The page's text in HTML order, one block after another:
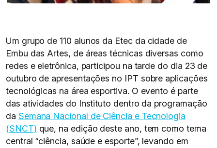
Um grupo de 110 alunos da Etec da cidade de
Embu das Artes, de áreas técnicas diversas como
redes e eletrônica, participou na tarde do dia 23 de
outubro de apresentações no IPT sobre aplicações
tecnológicas na área esportiva. O evento é parte
das atividades do Instituto dentro da programação
da Semana Nacional de Ciência e Tecnologia
(SNCT) que, na edição deste ano, tem como tema
central “ciência, saúde e esporte”, levando em